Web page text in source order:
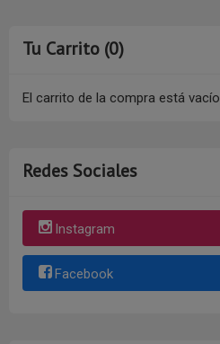
Tu Carrito (0)
El carrito de la compra está vacío
Redes Sociales
Instagram
Facebook